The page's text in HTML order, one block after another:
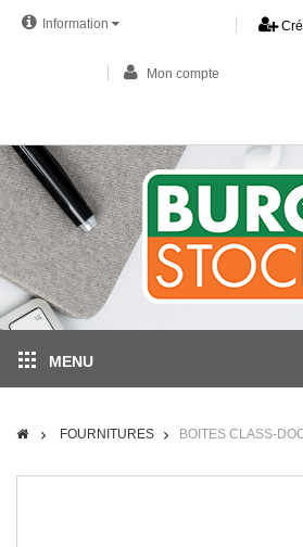
Information
Mon compte
MENU
FOURNITURES BOITES CLASS-